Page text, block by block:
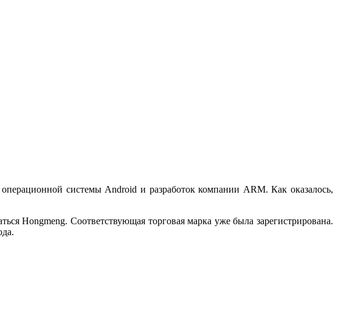
системы Android и разработок компании ARM. Как оказалось,
Hongmeng. Соответствующая торговая марка уже была зарегистрирована.